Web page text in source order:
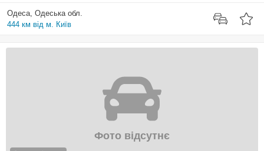
Одеса, Одеська обл.
444 км від м. Київ
Фото відсутнє